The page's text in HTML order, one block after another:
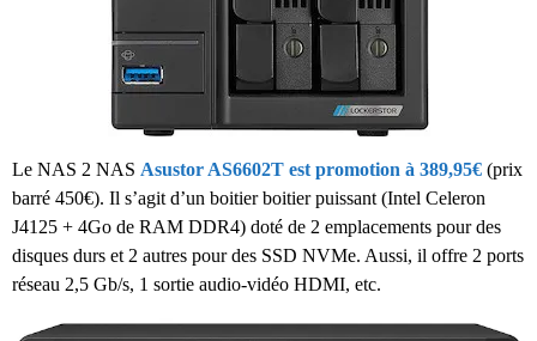
Le NAS 2 NAS Asustor AS6602T est promotion à 389,95€ (prix
barré 450€). Il s’agit d’un boitier boitier puissant (Intel Celeron
J4125 + 4Go de RAM DDR4) doté de 2 emplacements pour des
disques durs et 2 autres pour des SSD NVMe. Aussi, il offre 2 ports
réseau 2,5 Gb/s, 1 sortie audio-vidéo HDMI, etc.